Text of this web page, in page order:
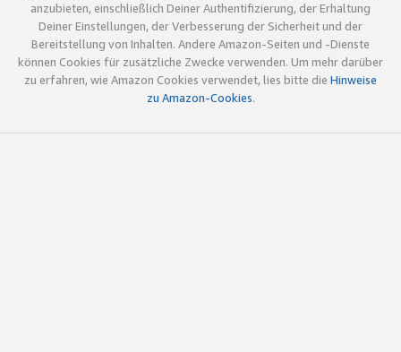
anzubieten, einschließlich Deiner Authentifizierung, der Erhaltung
Deiner Einstellungen, der Verbesserung der Sicherheit und der
Bereitstellung von Inhalten. Andere Amazon-Seiten und -Dienste
können Cookies für zusätzliche Zwecke verwenden. Um mehr darüber
zu erfahren, wie Amazon Cookies verwendet, lies bitte die Hinweise
zu Amazon-Cookies.